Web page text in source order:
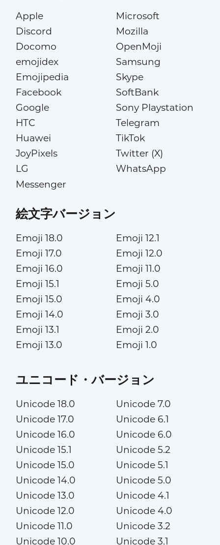
Apple
Discord
Docomo
emojidex
Emojipedia
Facebook
Google
HTC
Huawei
JoyPixels
LG
Messenger
Microsoft
Mozilla
OpenMoji
Samsung
Skype
SoftBank
Sony Playstation
Telegram
TikTok
Twitter (X)
WhatsApp
絵文字バージョン
Emoji 18.0
Emoji 17.0
Emoji 16.0
Emoji 15.1
Emoji 15.0
Emoji 14.0
Emoji 13.1
Emoji 13.0
Emoji 12.1
Emoji 12.0
Emoji 11.0
Emoji 5.0
Emoji 4.0
Emoji 3.0
Emoji 2.0
Emoji 1.0
ユニコード・バージョン
Unicode 18.0
Unicode 17.0
Unicode 16.0
Unicode 15.1
Unicode 15.0
Unicode 14.0
Unicode 13.0
Unicode 12.0
Unicode 11.0
Unicode 10.0
Unicode 7.0
Unicode 6.1
Unicode 6.0
Unicode 5.2
Unicode 5.1
Unicode 5.0
Unicode 4.1
Unicode 4.0
Unicode 3.2
Unicode 3.1